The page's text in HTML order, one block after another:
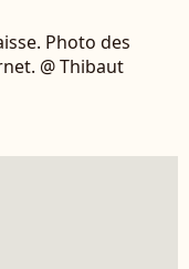
Photo des
@ Thibaut